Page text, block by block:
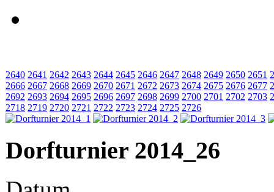
2640 2641 2642 2643 2644 2645 2646 2647 2648 2649 2650 2651
2666 2667 2668 2669 2670 2671 2672 2673 2674 2675 2676 2677
2692 2693 2694 2695 2696 2697 2698 2699 2700 2701 2702 2703
2718 2719 2720 2721 2722 2723 2724 2725 2726
Dorfturnier 2014_26